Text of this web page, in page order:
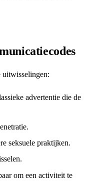
uitwisselingen:
advertentie die de
seksuele praktijken.
om een activiteit te